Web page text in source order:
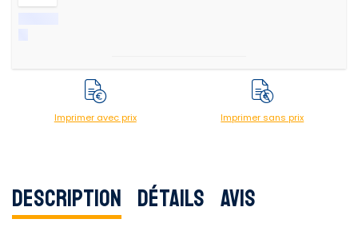
Imprimer avec prix Imprimer sans prix
Description Détails Avis